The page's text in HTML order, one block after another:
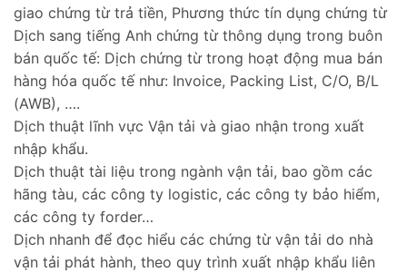
giao chứng từ trả tiền, Phương thức tín dụng chứng từ
Dịch sang tiếng Anh chứng từ thông dụng trong buôn
bán quốc tế: Dịch chứng từ trong hoạt động mua bán
hàng hóa quốc tế như: Invoice, Packing List, C/O, B/L
(AWB), ….
Dịch thuật lĩnh vực Vận tải và giao nhận trong xuất
nhập khẩu.
Dịch thuật tài liệu trong ngành vận tải, bao gồm các
hãng tàu, các công ty logistic, các công ty bảo hiểm,
các công ty forder…
Dịch nhanh để đọc hiểu các chứng từ vận tải do nhà
vận tải phát hành, theo quy trình xuất nhập khẩu liên